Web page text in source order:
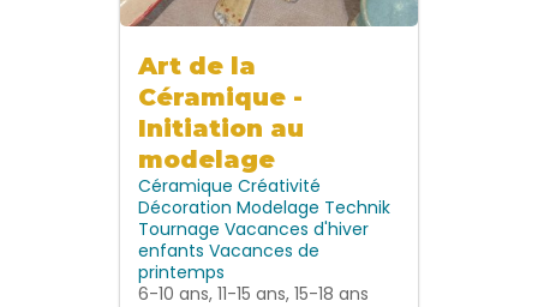
Art de la
Céramique -
Initiation au
modelage
Céramique Créativité
Décoration Modelage Technik
Tournage Vacances d'hiver
enfants Vacances de
printemps
6-10 ans, 11-15 ans, 15-18 ans